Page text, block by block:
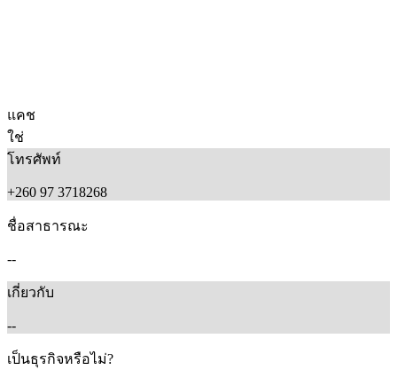
แคช
ใช่
โทรศัพท์
+260 97 3718268
ชื่อสาธารณะ
--
เกี่ยวกับ
--
เป็นธุรกิจหรือไม่?